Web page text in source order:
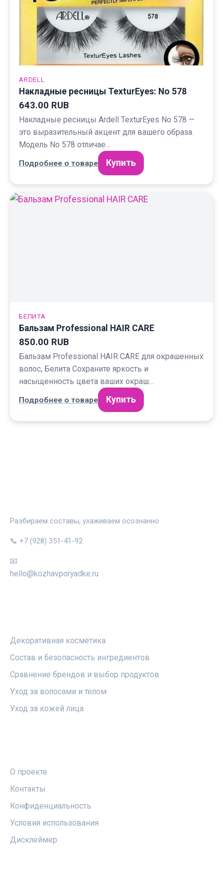
ARDELL
Накладные ресницы TexturEyes: No 578
643.00 RUB
Накладные ресницы Ardell TexturEyes No 578 —
это выразительный акцент для вашего образа.
Модель No 578 отличае…
Подробнее о товаре Купить
БЕЛИТА
Бальзам Professional HAIR CARE
850.00 RUB
Бальзам Professional HAIR CARE для окрашенных
волос, Белита Сохраните яркость и
насыщенность цвета ваших окраш…
Подробнее о товаре Купить
Разбираем составы, ухаживаем осознанно
📞 +7 (928) 351-41-92
📧
hello@kozhavporyadke.ru
Декоративная косметика
Состав и безопасность ингредиентов
Сравнение брендов и выбор продуктов
Уход за волосами и телом
Уход за кожей лица
О проекте
Контакты
Конфиденциальность
Условия использования
Дисклеймер